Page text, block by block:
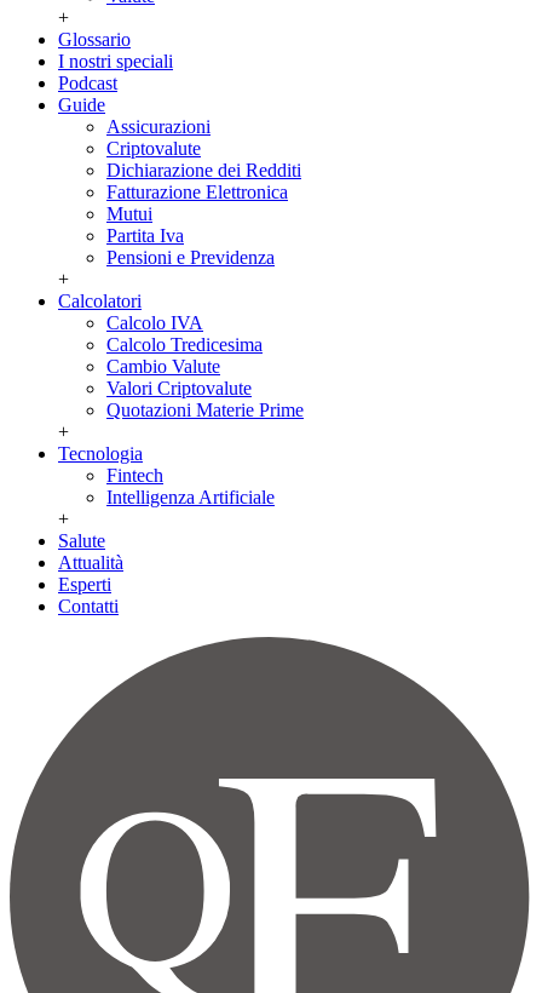
+
Glossario
I nostri speciali
Podcast
Guide
Assicurazioni
Criptovalute
Dichiarazione dei Redditi
Fatturazione Elettronica
Mutui
Partita Iva
Pensioni e Previdenza
+
Calcolatori
Calcolo IVA
Calcolo Tredicesima
Cambio Valute
Valori Criptovalute
Quotazioni Materie Prime
+
Tecnologia
Fintech
Intelligenza Artificiale
+
Salute
Attualità
Esperti
Contatti